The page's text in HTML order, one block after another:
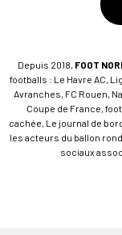
Depuis 2018, FOOT
footballs : Le Havre AC,
Avranches, FC Rouen,
Coupe de France,
cachée, Le journal de
les acteurs du ballon
sociaux